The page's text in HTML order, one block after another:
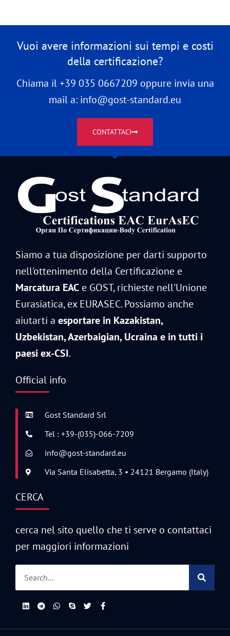
Vuoi avere informazioni sui tempi e costi
della certificazione?
Chiama il +39 035 0667209 oppure invia una
mail a: info@gost-standard.eu
CONTATTACI
Siamo a tua disposizione per darti supporto
nell'ottenimento della Certificazione e
Marcatura EAC e GOST, richieste nell'Unione
Eurasiatica, ex EURASEC. Possiamo anche
aiutarti a esportare in Kazakistan,
Uzbekistan, Azerbaigian, Ucraina e in tutti i
paesi ex-CSI.
Official info
Gost Standard Srl
Tel : +39-(035)-066-7209
info@gost-standard.eu
Via Santa Elisabetta, 3 • 24121 Bergamo (Italy)
CERCA
cerca nel sito quello che ti serve o contattaci
per maggiori informazioni